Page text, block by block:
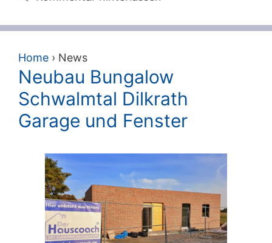
Home › News
Neubau Bungalow
Schwalmtal Dilkrath
Garage und Fenster